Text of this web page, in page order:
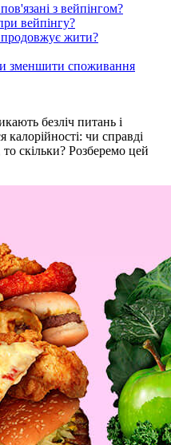
з вейпінгом?
вейпінгу?
продовжує жити?
зменшити споживання
безліч питань і
калорійності: чи справді
то скільки? Розберемо цей